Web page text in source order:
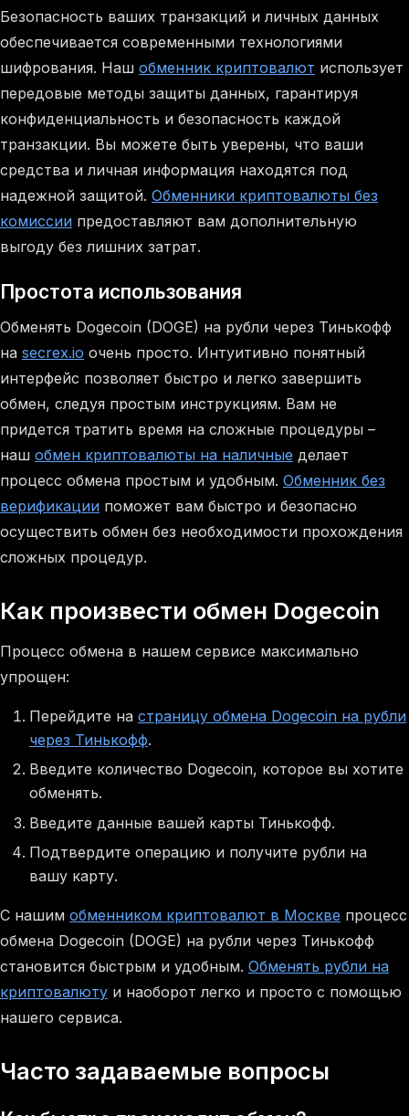
Безопасность ваших транзакций и личных данных
обеспечивается современными технологиями
шифрования. Наш обменник криптовалют использует
передовые методы защиты данных, гарантируя
конфиденциальность и безопасность каждой
транзакции. Вы можете быть уверены, что ваши
средства и личная информация находятся под
надежной защитой. Обменники криптовалюты без
комиссии предоставляют вам дополнительную
выгоду без лишних затрат.
Простота использования
Обменять Dogecoin (DOGE) на рубли через Тинькофф
на secrex.io очень просто. Интуитивно понятный
интерфейс позволяет быстро и легко завершить
обмен, следуя простым инструкциям. Вам не
придется тратить время на сложные процедуры –
наш обмен криптовалюты на наличные делает
процесс обмена простым и удобным. Обменник без
верификации поможет вам быстро и безопасно
осуществить обмен без необходимости прохождения
сложных процедур.
Как произвести обмен Dogecoin
Процесс обмена в нашем сервисе максимально
упрощен:
Перейдите на страницу обмена Dogecoin на рубли
через Тинькофф.
Введите количество Dogecoin, которое вы хотите
обменять.
Введите данные вашей карты Тинькофф.
Подтвердите операцию и получите рубли на
вашу карту.
С нашим обменником криптовалют в Москве процесс
обмена Dogecoin (DOGE) на рубли через Тинькофф
становится быстрым и удобным. Обменять рубли на
криптовалюту и наоборот легко и просто с помощью
нашего сервиса.
Часто задаваемые вопросы